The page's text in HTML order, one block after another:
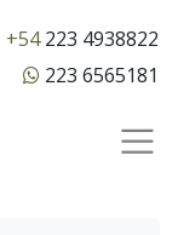
+54223 4938822
223 6565181